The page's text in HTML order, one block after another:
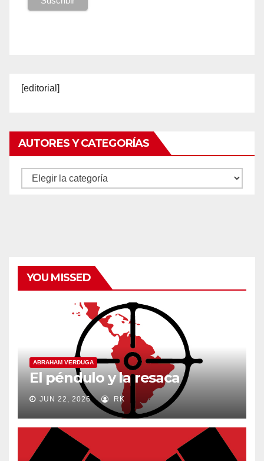
[editorial]
AUTORES Y CATEGORÍAS
Autores
YOU MISSED
ABRAHAM VERDUGA
El péndulo y la resaca
JUN 22, 2026 RK